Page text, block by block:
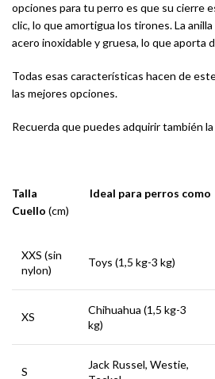
opciones para tu perro es que su cierre
clic, lo que amortigua los tirones. La
acero inoxidable y gruesa, lo que aporta
Todas esas características hacen de
las mejores opciones.
Recuerda que puedes adquirir también
Talla Ideal para perros
Cuello (cm)
XXS (sin
nylon)
Toys (1,5 kg-3 kg)
XS
Chihuahua (1,5 kg-3
kg)
S
Jack Russel, Westie,